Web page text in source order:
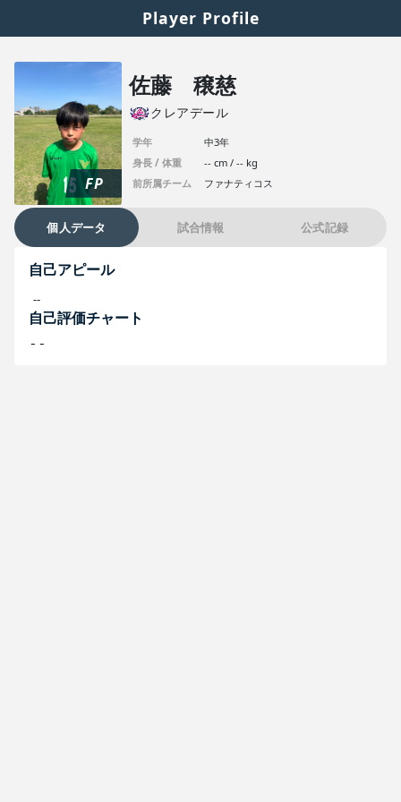
Player Profile
FP
佐藤 穣慈
クレアデール
学年
中3年
身長 / 体重
-- cm / -- kg
前所属チーム
ファナティコス
個人データ 試合情報 公式記録
自己アピール
--
自己評価チャート
--